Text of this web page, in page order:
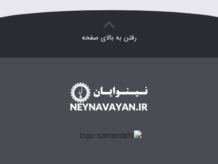
رفتن به بالای صفحه